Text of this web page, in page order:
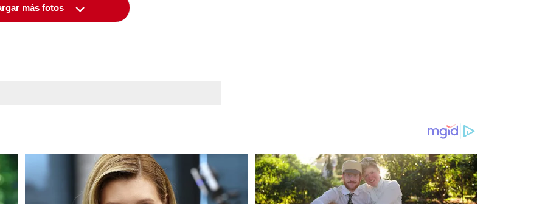
más fotos